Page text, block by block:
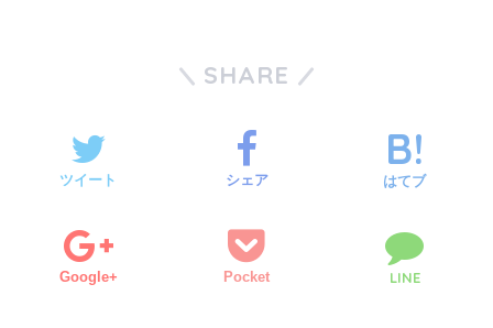
SHARE
ツイート シェア はてブ
Google+ Pocket LINE